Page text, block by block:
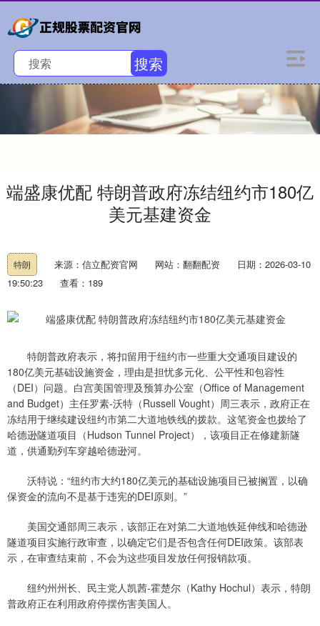
搜索
端盛康优配 特朗普政府冻结纽约市180亿
美元基建资金
特朗 来源：信立配资官网 网站：翻翻配资
日期：2026-03-10
19:50:23
查看：189
特朗普政府表示，将扣留用于纽约市一些重大交通项目建设的
180亿美元基础设施资金，理由是担忧多元化、公平性和包容性
（DEI）问题。白宫美国管理及预算办公室（Office of Management
and Budget）主任罗素-沃特（Russell Vought）周三表示，政府正在
冻结用于继续建设纽约市第二大道地铁线的拨款。这笔资金也拨给了
哈德逊隧道项目（Hudson Tunnel Project），该项目正在修建新隧
道，供通勤列车穿越哈德逊河。
沃特说：“纽约市大约180亿美元的基础设施项目已被搁置，以确
保资金的流向不是基于违宪的DEI原则。”
美国交通部周三表示，该部正在对第二大道地铁延伸线和哈德逊
隧道项目实施行政审查，以确定它们是否包含任何DEI政策。该部表
示，在审查结束前，不会为这些项目发放任何报销款项。
纽约州州长、民主党人凯茜-霍楚尔（Kathy Hochul）表示，特朗
普政府正在利用政府停摆伤害美国人。